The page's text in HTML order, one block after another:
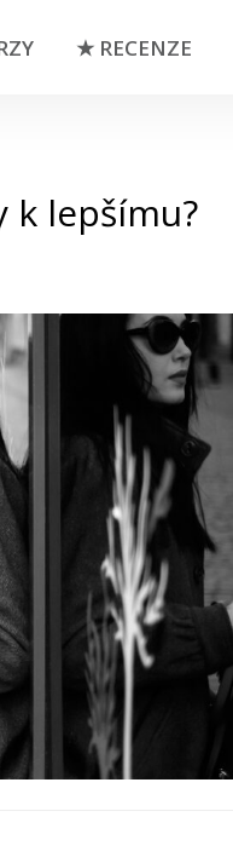
★ RECENZE
k lepšímu?